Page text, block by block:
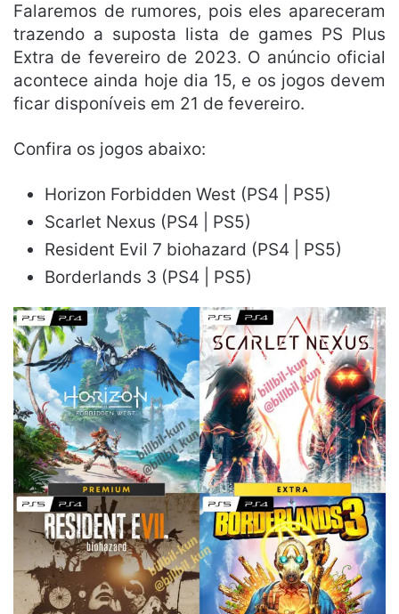
Falaremos de rumores, pois eles apareceram
trazendo a suposta lista de games PS Plus
Extra de fevereiro de 2023. O anúncio oficial
acontece ainda hoje dia 15, e os jogos devem
ficar disponíveis em 21 de fevereiro.
Confira os jogos abaixo:
Horizon Forbidden West (PS4 | PS5)
Scarlet Nexus (PS4 | PS5)
Resident Evil 7 biohazard (PS4 | PS5)
Borderlands 3 (PS4 | PS5)